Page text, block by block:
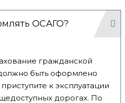
ОСАГО?
гражданской
быть оформлено
к эксплуатации
дорогах. По